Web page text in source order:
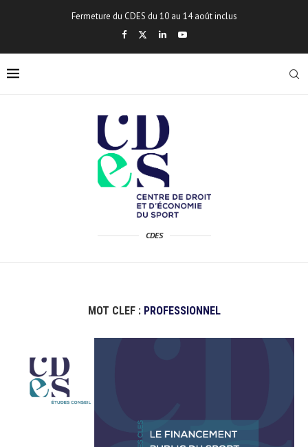
Fermeture du CDES du 10 au 14 août inclus
CDES
MOT CLEF : PROFESSIONNEL